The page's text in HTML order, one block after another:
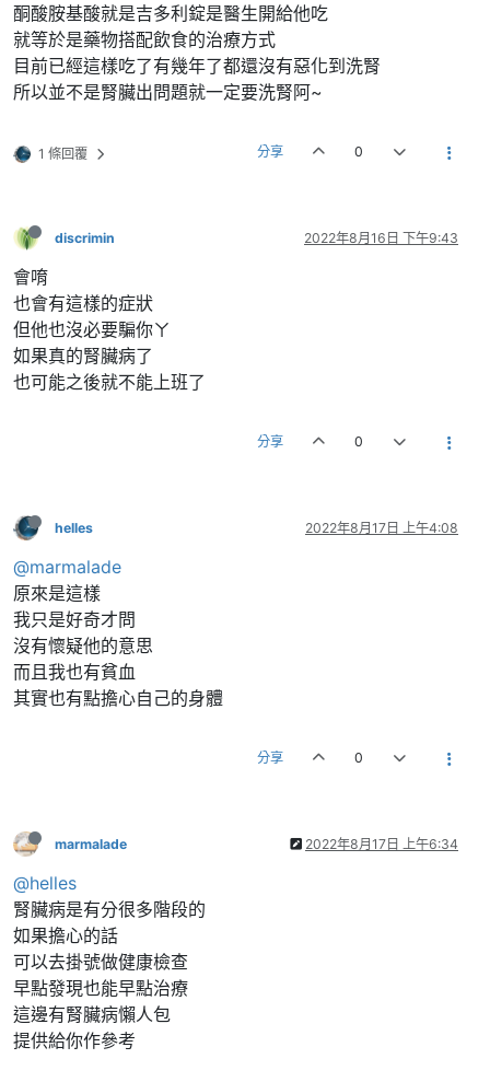
酮酸胺基酸就是吉多利錠是醫生開給他吃
就等於是藥物搭配飲食的治療方式
目前已經這樣吃了有幾年了都還沒有惡化到洗腎
所以並不是腎臟出問題就一定要洗腎阿~
1 條回覆 分享 0
discrimin 2022年8月16日 下午9:43
會唷
也會有這樣的症狀
但他也沒必要騙你ㄚ
如果真的腎臟病了
也可能之後就不能上班了
分享 0
helles 2022年8月17日 上午4:08
@marmalade
原來是這樣
我只是好奇才問
沒有懷疑他的意思
而且我也有貧血
其實也有點擔心自己的身體
分享 0
marmalade 2022年8月17日 上午6:34
@helles
腎臟病是有分很多階段的
如果擔心的話
可以去掛號做健康檢查
早點發現也能早點治療
這邊有腎臟病懶人包
提供給你作參考